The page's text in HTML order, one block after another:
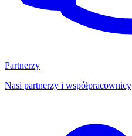
Partnerzy
Nasi partnerzy i współpracownicy